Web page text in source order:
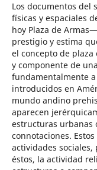
Los documentos del
físicas y espaciales
hoy Plaza de
prestigio y estima
el concepto de
y componente de
fundamentalmente
introducidos en
mundo andino
aparecen
estructuras urbanas
connotaciones.
actividades
éstos, la actividad